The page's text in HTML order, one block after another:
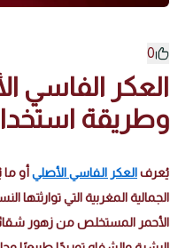
0
العكر الفاسي
وطريقة
يُعرفالعكر الفاسي الأصليأو ما
الجمالية المغربية التي توارثتها
الأحمر المستخلص من زهور